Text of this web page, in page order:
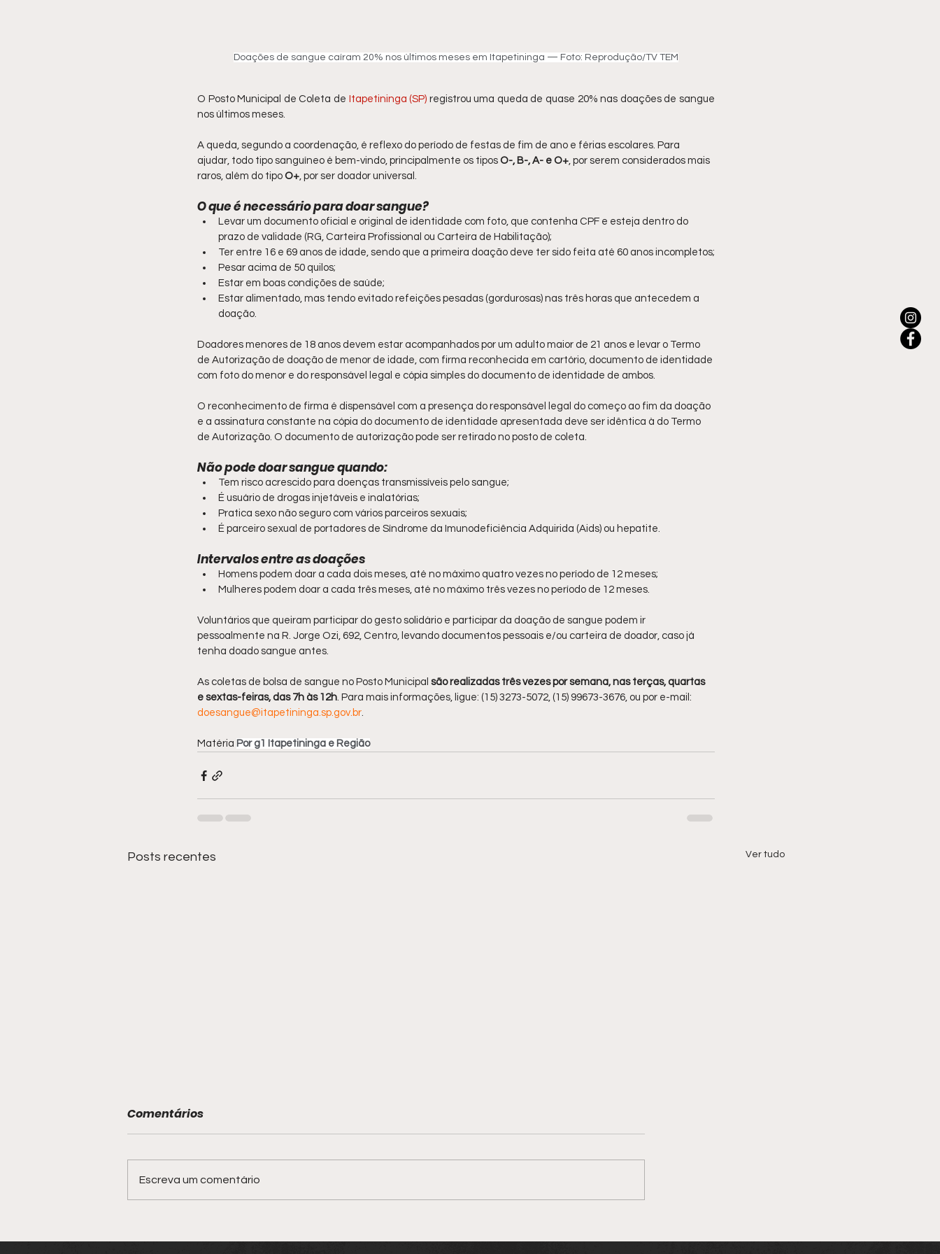
Doações de sangue caíram 20% nos últimos meses em Itapetininga — Foto: Reprodução/TV TEM
O Posto Municipal de Coleta de Itapetininga (SP) registrou uma queda de quase 20% nas doações de sangue
nos últimos meses.
A queda, segundo a coordenação, é reflexo do período de festas de fim de ano e férias escolares. Para
ajudar, todo tipo sanguíneo é bem-vindo, principalmente os tipos O-, B-, A- e O+, por serem considerados mais
raros, além do tipo O+, por ser doador universal.
O que é necessário para doar sangue?
Levar um documento oficial e original de identidade com foto, que contenha CPF e esteja dentro do
prazo de validade (RG, Carteira Profissional ou Carteira de Habilitação);
Ter entre 16 e 69 anos de idade, sendo que a primeira doação deve ter sido feita até 60 anos incompletos;
Pesar acima de 50 quilos;
Estar em boas condições de saúde;
Estar alimentado, mas tendo evitado refeições pesadas (gordurosas) nas três horas que antecedem a
doação.
Doadores menores de 18 anos devem estar acompanhados por um adulto maior de 21 anos e levar o Termo
de Autorização de doação de menor de idade, com firma reconhecida em cartório, documento de identidade
com foto do menor e do responsável legal e cópia simples do documento de identidade de ambos.
O reconhecimento de firma é dispensável com a presença do responsável legal do começo ao fim da doação
e a assinatura constante na cópia do documento de identidade apresentada deve ser idêntica à do Termo
de Autorização. O documento de autorização pode ser retirado no posto de coleta.
Não pode doar sangue quando:
Tem risco acrescido para doenças transmissíveis pelo sangue;
É usuário de drogas injetáveis e inalatórias;
Pratica sexo não seguro com vários parceiros sexuais;
É parceiro sexual de portadores de Síndrome da Imunodeficiência Adquirida (Aids) ou hepatite.
Intervalos entre as doações
Homens podem doar a cada dois meses, até no máximo quatro vezes no período de 12 meses;
Mulheres podem doar a cada três meses, até no máximo três vezes no período de 12 meses.
Voluntários que queiram participar do gesto solidário e participar da doação de sangue podem ir
pessoalmente na R. Jorge Ozi, 692, Centro, levando documentos pessoais e/ou carteira de doador, caso já
tenha doado sangue antes.
As coletas de bolsa de sangue no Posto Municipal são realizadas três vezes por semana, nas terças, quartas
e sextas-feiras, das 7h às 12h. Para mais informações, ligue: (15) 3273-5072, (15) 99673-3676, ou por e-mail:
doesangue@itapetininga.sp.gov.br.
Matéria Por g1 Itapetininga e Região
Posts recentes Ver tudo
bebê engasgado com
mato alto e PRESENÇA
Comentários
Escreva um comentário